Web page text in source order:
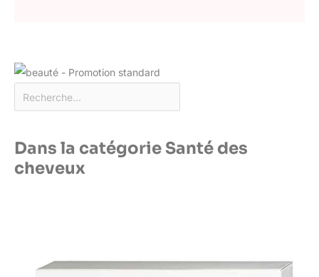
Dans la catégorie Santé des
cheveux